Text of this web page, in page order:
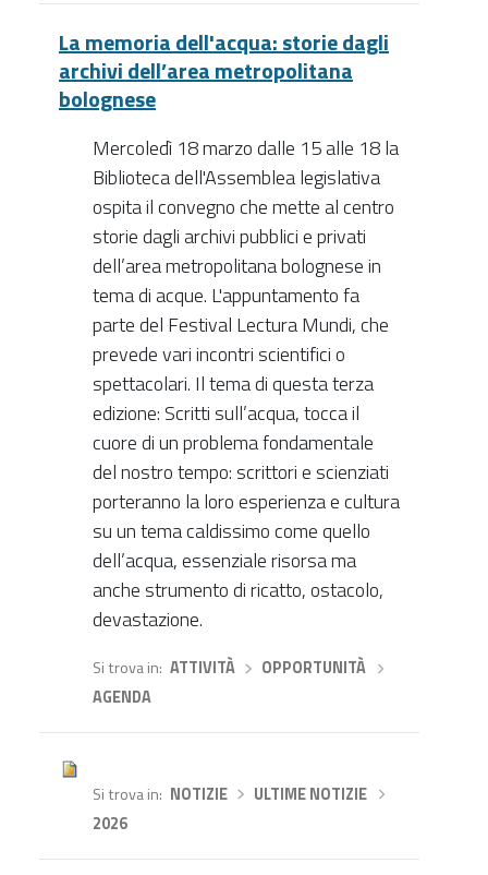
La memoria dell'acqua: storie dagli
archivi dell’area metropolitana
bolognese
Mercoledì 18 marzo dalle 15 alle 18 la
Biblioteca dell'Assemblea legislativa
ospita il convegno che mette al centro
storie dagli archivi pubblici e privati
dell’area metropolitana bolognese in
tema di acque. L'appuntamento fa
parte del Festival Lectura Mundi, che
prevede vari incontri scientifici o
spettacolari. Il tema di questa terza
edizione: Scritti sull’acqua, tocca il
cuore di un problema fondamentale
del nostro tempo: scrittori e scienziati
porteranno la loro esperienza e cultura
su un tema caldissimo come quello
dell’acqua, essenziale risorsa ma
anche strumento di ricatto, ostacolo,
devastazione.
Si trova in ATTIVITÀ› OPPORTUNITÀ
AGENDA
Si trova in NOTIZIE› ULTIME NOTIZIE
2026